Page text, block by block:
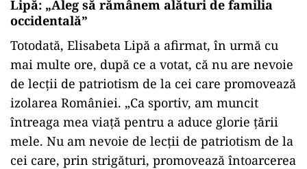
Lipă: „Aleg să rămânem alături de familia
occidentală”
Totodată, Elisabeta Lipă a afirmat, în urmă cu
mai multe ore, după ce a votat, că nu are nevoie
de lecţii de patriotism de la cei care promovează
izolarea României. „Ca sportiv, am muncit
întreaga mea viaţă pentru a aduce glorie ţării
mele. Nu am nevoie de lecţii de patriotism de la
cei care, prin strigături, promovează întoarcerea